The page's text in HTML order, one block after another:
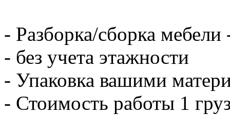
- Разборка/сборка мебели
- без учета этажности
- Упаковка вашими
- Стоимость работы 1